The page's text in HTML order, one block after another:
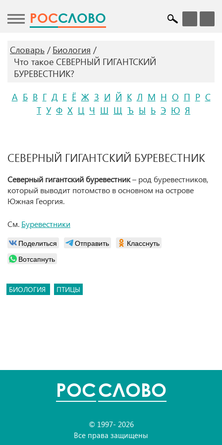
POCСЛОВО
Словарь
Биология
Что такое СЕВЕРНЫЙ ГИГАНТСКИЙ
БУРЕВЕСТНИК?
А Б В Г Д Е Ё Ж З И Й К Л М Н О П Р С
Т У Ф Х Ц Ч Ш Щ Ъ Ы Ь Э Ю Я
СЕВЕРНЫЙ ГИГАНТСКИЙ БУРЕВЕСТНИК
Северный гигантский буревестник– род буревестников,
который выводит потомство в основном на острове
Южная Георгия.
См. Буревестники
Поделиться Отправить
Класснуть
Вотсапнуть
БИОЛОГИЯ ПТИЦЫ
POCСЛОВО
© 1997- 2026
Все права защищены